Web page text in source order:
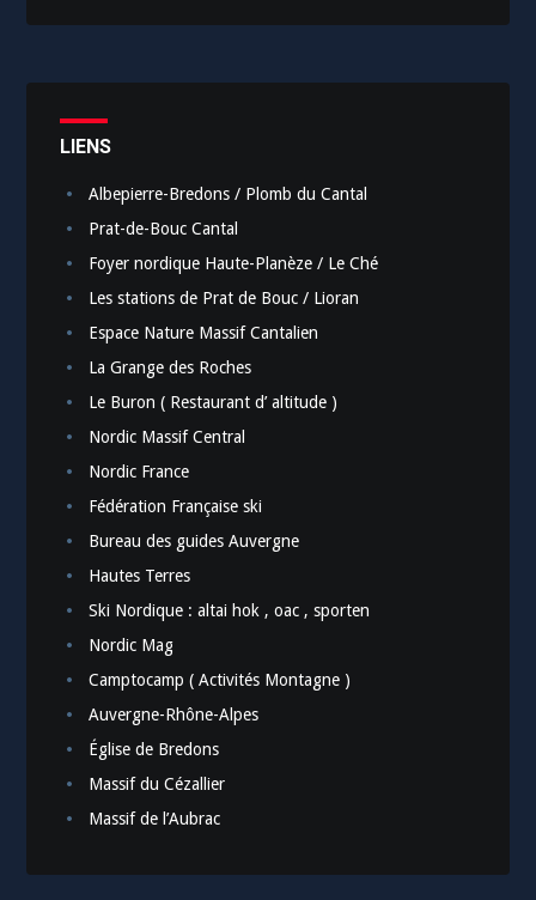
LIENS
Albepierre-Bredons / Plomb du Cantal
Prat-de-Bouc Cantal
Foyer nordique Haute-Planèze / Le Ché
Les stations de Prat de Bouc / Lioran
Espace Nature Massif Cantalien
La Grange des Roches
Le Buron ( Restaurant d’ altitude )
Nordic Massif Central
Nordic France
Fédération Française ski
Bureau des guides Auvergne
Hautes Terres
Ski Nordique : altai hok , oac , sporten
Nordic Mag
Camptocamp ( Activités Montagne )
Auvergne-Rhône-Alpes
Église de Bredons
Massif du Cézallier
Massif de l’Aubrac